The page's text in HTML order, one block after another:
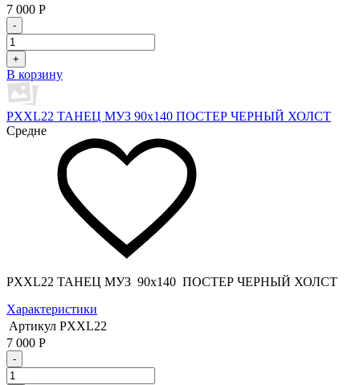
7 000 Р
-
+
В корзину
PXXL22 ТАНЕЦ МУЗ 90x140 ПОСТЕР ЧЕРНЫЙ ХОЛСТ
Средне
PXXL22 ТАНЕЦ МУЗ 90x140 ПОСТЕР ЧЕРНЫЙ ХОЛСТ
Характеристики
Артикул PXXL22
7 000 Р
-